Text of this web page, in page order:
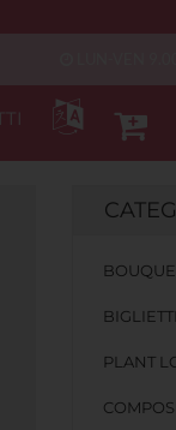
PLANT